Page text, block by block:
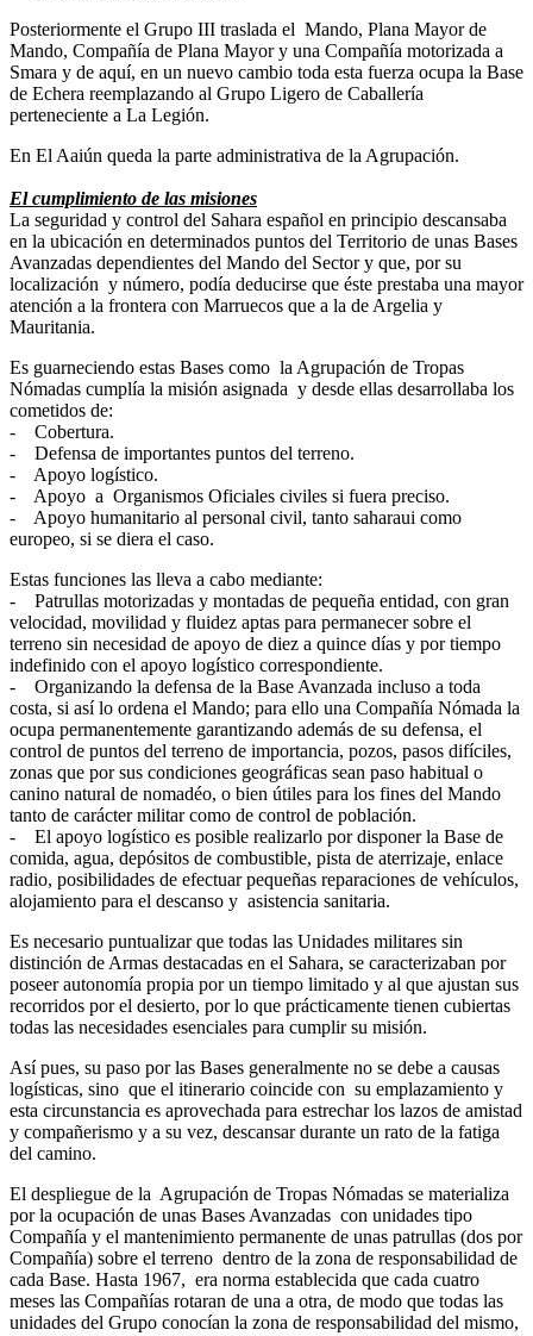
Posteriormente el Grupo III traslada el Mando, Plana Mayor de
Mando, Compañía de Plana Mayor y una Compañía motorizada a
Smara y de aquí, en un nuevo cambio toda esta fuerza ocupa la Base
de Echera reemplazando al Grupo Ligero de Caballería
perteneciente a La Legión.
En El Aaiún queda la parte administrativa de la Agrupación.
El cumplimiento de las misiones
La seguridad y control del Sahara español en principio descansaba
en la ubicación en determinados puntos del Territorio de unas Bases
Avanzadas dependientes del Mando del Sector y que, por su
localización y número, podía deducirse que éste prestaba una mayor
atención a la frontera con Marruecos que a la de Argelia y
Mauritania.
Es guarneciendo estas Bases como la Agrupación de Tropas
Nómadas cumplía la misión asignada y desde ellas desarrollaba los
cometidos de:
- Cobertura.
- Defensa de importantes puntos del terreno.
- Apoyo logístico.
- Apoyo a Organismos Oficiales civiles si fuera preciso.
- Apoyo humanitario al personal civil, tanto saharaui como
europeo, si se diera el caso.
Estas funciones las lleva a cabo mediante:
- Patrullas motorizadas y montadas de pequeña entidad, con gran
velocidad, movilidad y fluidez aptas para permanecer sobre el
terreno sin necesidad de apoyo de diez a quince días y por tiempo
indefinido con el apoyo logístico correspondiente.
- Organizando la defensa de la Base Avanzada incluso a toda
costa, si así lo ordena el Mando; para ello una Compañía Nómada la
ocupa permanentemente garantizando además de su defensa, el
control de puntos del terreno de importancia, pozos, pasos difíciles,
zonas que por sus condiciones geográficas sean paso habitual o
canino natural de nomadéo, o bien útiles para los fines del Mando
tanto de carácter militar como de control de población.
- El apoyo logístico es posible realizarlo por disponer la Base de
comida, agua, depósitos de combustible, pista de aterrizaje, enlace
radio, posibilidades de efectuar pequeñas reparaciones de vehículos,
alojamiento para el descanso y asistencia sanitaria.
Es necesario puntualizar que todas las Unidades militares sin
distinción de Armas destacadas en el Sahara, se caracterizaban por
poseer autonomía propia por un tiempo limitado y al que ajustan sus
recorridos por el desierto, por lo que prácticamente tienen cubiertas
todas las necesidades esenciales para cumplir su misión.
Así pues, su paso por las Bases generalmente no se debe a causas
logísticas, sino que el itinerario coincide con su emplazamiento y
esta circunstancia es aprovechada para estrechar los lazos de amistad
y compañerismo y a su vez, descansar durante un rato de la fatiga
del camino.
El despliegue de la Agrupación de Tropas Nómadas se materializa
por la ocupación de unas Bases Avanzadas con unidades tipo
Compañía y el mantenimiento permanente de unas patrullas (dos por
Compañía) sobre el terreno dentro de la zona de responsabilidad de
cada Base. Hasta 1967, era norma establecida que cada cuatro
meses las Compañías rotaran de una a otra, de modo que todas las
unidades del Grupo conocían la zona de responsabilidad del mismo,